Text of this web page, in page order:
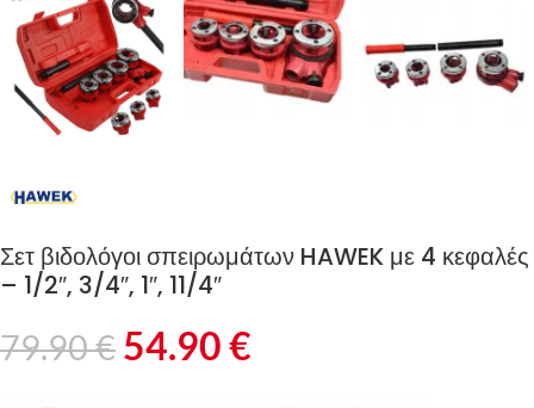
Σετ βιδολόγοι σπειρωμάτων HAWEK με 4 κεφαλές –
1/2″, 3/4″, 1″, 11/4″
79.90€ 54.90€